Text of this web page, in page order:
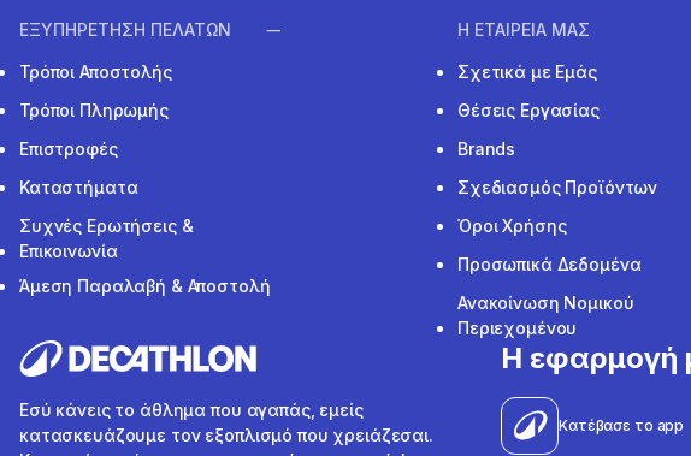
ΕΞΥΠΗΡΕΤΗΣΗ ΠΕΛΑΤΩΝ
Τρόποι Αποστολής
Τρόποι Πληρωμής
Επιστροφές
Καταστήματα
Συχνές Ερωτήσεις &
Επικοινωνία
Άμεση Παραλαβή & Αποστολή
Η ΕΤΑΙΡΕΙΑ ΜΑΣ
Σχετικά με Εμάς
Θέσεις Εργασίας
Brands
Σχεδιασμός Προϊόντων
Όροι Χρήσης
Προσωπικά Δεδομένα
Ανακοίνωση Νομικού
Περιεχομένου
Εσύ κάνεις το άθλημα που αγαπάς, εμείς
κατασκευάζουμε τον εξοπλισμό που χρειάζεσαι.
Η εφαρμογή
Κατέβασε το app